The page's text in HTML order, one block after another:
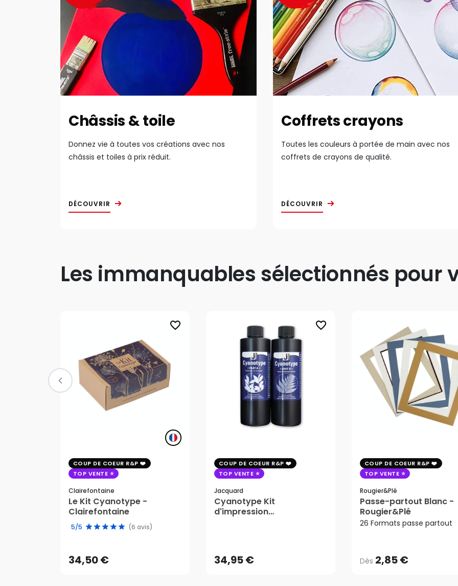
Châssis & toile
Donnez vie à toutes vos créations avec nos
châssis et toiles à prix réduit.
DÉCOUVRIR
Coffrets crayons
Toutes les couleurs à portée de main avec nos
coffrets de crayons de qualité.
DÉCOUVRIR
Les immanquables sélectionnés pour
favorite_border
COUP DE COEUR R&P
TOP VENTE
Clairefontaine
Le Kit Cyanotype -
Clairefontaine
5/5 (6 avis)
34,50 €
34,50 €
AJOUTER AU PANIER
favorite_border
COUP DE COEUR R&P
TOP VENTE
Jacquard
Cyanotype Kit
d'impression
34,95 €AJOUTER AU PANIER
COUP DE COEUR R&P
TOP VENTE
Rougier&plé
Passe-partout Blanc -
Rougier&Plé
26 Formats passe partout
Dès 2,85 €
Dès2,85 €